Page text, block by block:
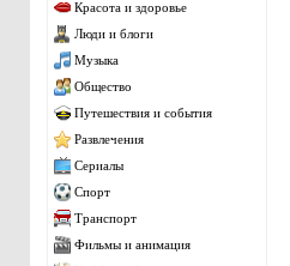
Красота и здоровье
Люди и блоги
Музыка
Общество
Путешествия и события
Развлечения
Сериалы
Спорт
Транспорт
Фильмы и анимация